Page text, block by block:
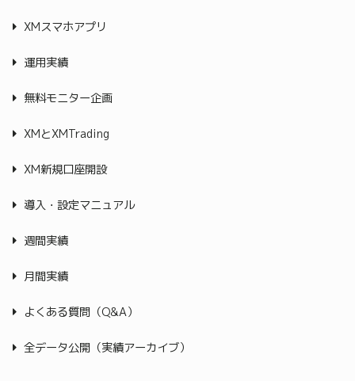
XMスマホアプリ
運用実績
無料モニター企画
XMとXMTrading
XM新規口座開設
導入・設定マニュアル
週間実績
月間実績
よくある質問（Q&A）
全データ公開（実績アーカイブ）